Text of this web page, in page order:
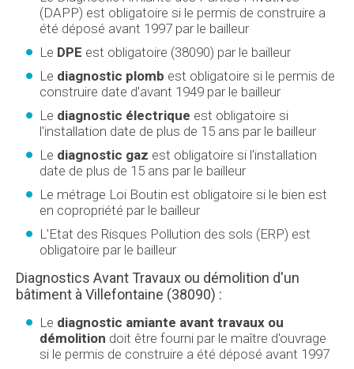
(DAPP) est obligatoire si le permis de construire a
été déposé avant 1997 par le bailleur
Le DPE est obligatoire (38090) par le bailleur
Le diagnostic plomb est obligatoire si le permis de
construire date d'avant 1949 par le bailleur
Le diagnostic électrique est obligatoire si
l'installation date de plus de 15 ans par le bailleur
Le diagnostic gaz est obligatoire si l'installation
date de plus de 15 ans par le bailleur
Le métrage Loi Boutin est obligatoire si le bien est
en copropriété par le bailleur
L'Etat des Risques Pollution des sols (ERP) est
obligatoire par le bailleur
Diagnostics Avant Travaux ou démolition d'un
bâtiment à Villefontaine (38090) :
Le diagnostic amiante avant travaux ou
démolition doit être fourni par le maître d'ouvrage
si le permis de construire a été déposé avant 1997